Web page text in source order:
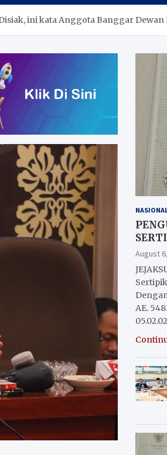
ini kata Anggota Banggar Dewan
August
AE.